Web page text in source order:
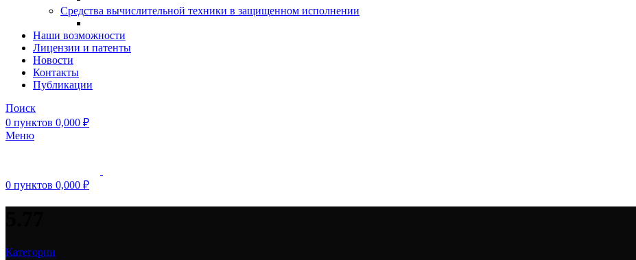
Средства вычислительной техники в защищенном исполнении
Наши возможности
Лицензии и патенты
Новости
Контакты
Публикации
Поиск
0 пунктов 0,000 ₽
Меню
0 пунктов 0,000 ₽
Категории